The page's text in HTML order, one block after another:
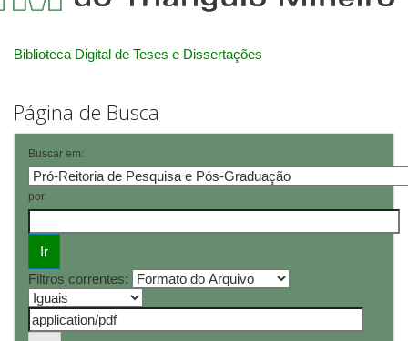
Biblioteca Digital de Teses e Dissertações
Página de Busca
Buscar em:
por
Filtros correntes: